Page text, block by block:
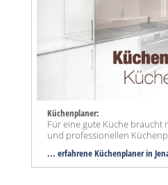
Küchenplaner:
Für eine gute Küche braucht
und professionellen
... erfahrene Küchenplaner in